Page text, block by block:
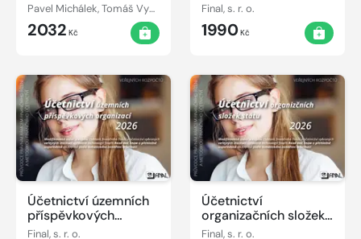
Pavel Michálek, Tomáš Vymazal, Olga Klementová
2032 Kč
Final, s. r. o.
1990Kč
Účetnictví územních
příspěvkových
organizací 2026
Final, s. r. o.
Účetnictví
organizačních složek
státu 2026
Final, s. r. o.